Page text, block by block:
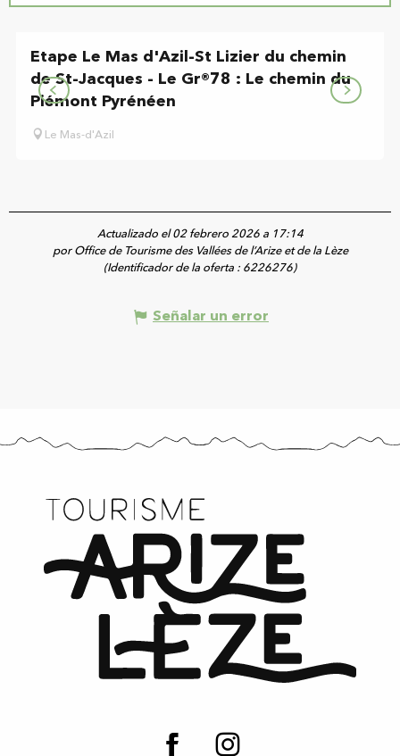
Etape Le Mas d'Azil-St Lizier du chemin
de St-Jacques - Le Gr®78 : Le chemin du
Piémont Pyrénéen
Le Mas-d'Azil
Actualizado el 02 febrero 2026 a 17:14
por Office de Tourisme des Vallées de l’Arize et de la Lèze
(Identificador de la oferta : 6226276)
Señalar un error